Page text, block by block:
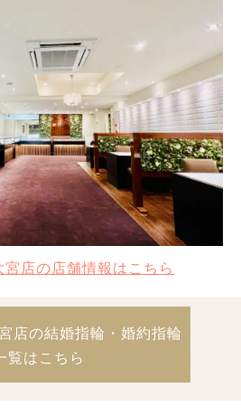
店の店舗情報はこちら
店の結婚指輪・婚約指輪
覧はこちら